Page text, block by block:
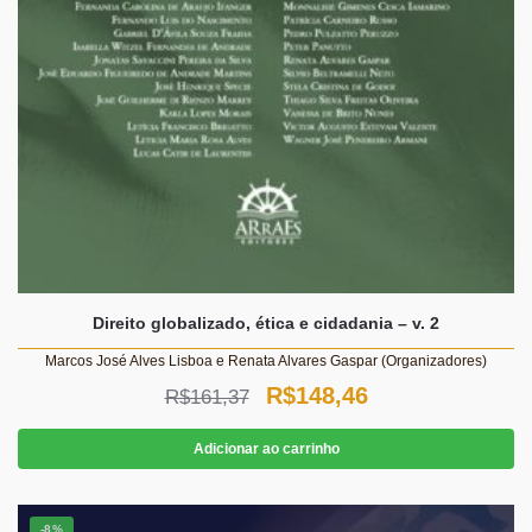
Direito globalizado, ética e cidadania – v. 2
Marcos José Alves Lisboa e Renata Alvares Gaspar (Organizadores)
R$161,37
O
preço
original
era:
R$148,46O
preço
atual
é:
Adicionar ao carrinho
-8%